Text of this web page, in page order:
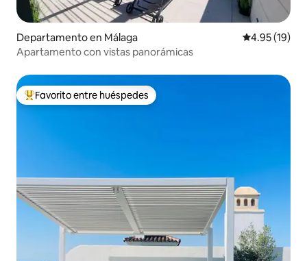
Departamento en Málaga Calificación
4.95 (19)
Apartamento con vistas panorámicas
De los mejores en Favorito entre huéspedes
Favorito entre huéspedes